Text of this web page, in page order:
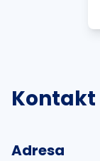
Kontakt
Adresa